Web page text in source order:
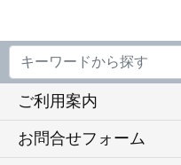
ご利用案内
お問合せフォーム